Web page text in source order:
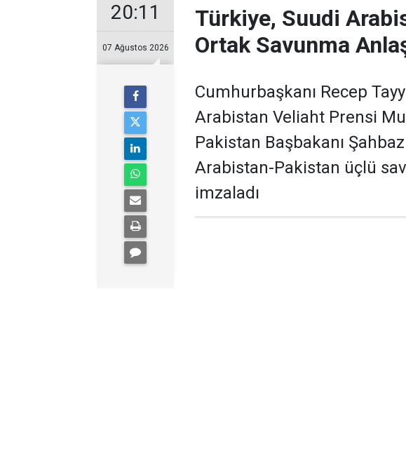
20:11
07 Ağustos 2026
Türkiye, Suudi
Ortak Savunma
Cumhurbaşkanı Recep
Arabistan Veliaht Prensi
Pakistan Başbakanı
Arabistan-Pakistan üçlü
imzaladı